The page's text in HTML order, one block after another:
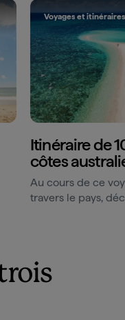
Voyages et itinéraires
Itinéraire de
côtes
Au cours de ce
travers le pays,